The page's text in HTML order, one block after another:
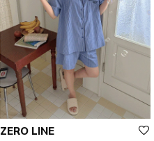
ZERO LINE